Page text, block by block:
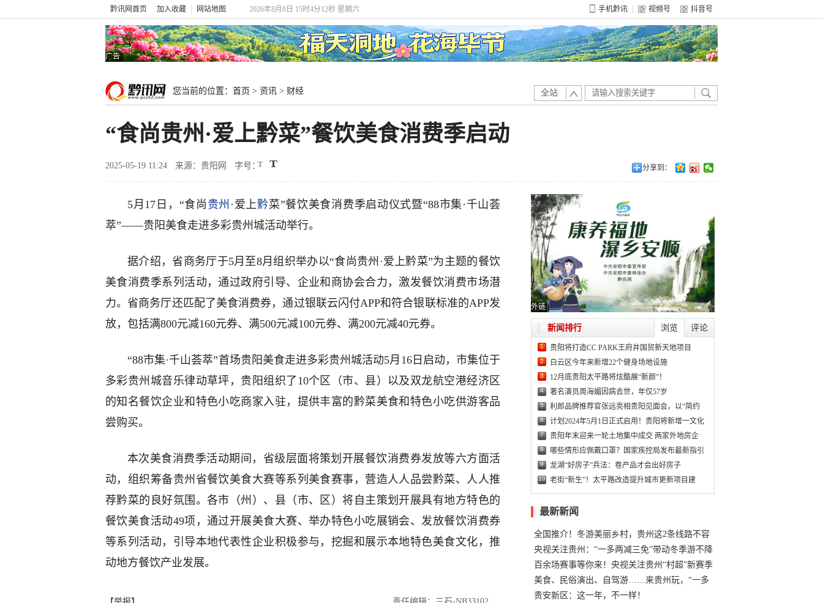
黔讯网首页 加入收藏 网站地图 2026年8月8日 15时4分12秒 星期六 手机黔讯 视频号 抖音号
广告
您当前的位置： 首页 > 资讯 > 财经 全站
“食尚贵州·爱上黔菜”餐饮美食消费季启动
2025-05-19 11:24 来源：贵阳网 字号： 分享到：
5月17日，“食尚 贵州 ·爱上黔菜”餐饮美食消费季启动仪式暨“88市集·千山荟
萃”——贵阳美食走进多彩贵州城活动举行。
据介绍，省商务厅于5月至8月组织举办以“食尚贵州·爱上黔菜”为主题的餐饮
美食消费季系列活动，通过政府引导、企业和商协会合力，激发餐饮消费市场潜
力。省商务厅还匹配了美食消费券，通过银联云闪付APP和符合银联标准的APP发
放，包括满800元减160元券、满500元减100元券、满200元减40元券。
“88市集·千山荟萃”首场贵阳美食走进多彩贵州城活动5月16日启动，市集位于
多彩贵州城音乐律动草坪，贵阳组织了10个区（市、县）以及双龙航空港经济区
的知名餐饮企业和特色小吃商家入驻，提供丰富的黔菜美食和特色小吃供游客品
尝购买。
本次美食消费季活动期间，省级层面将策划开展餐饮消费券发放等六方面活
动，组织筹备贵州省餐饮美食大赛等系列美食赛事，营造人人品尝黔菜、人人推
荐黔菜的良好氛围。各市（州）、县（市、区）将自主策划开展具有地方特色的
餐饮美食活动49项，通过开展美食大赛、举办特色小吃展销会、发放餐饮消费券
等系列活动，引导本地代表性企业积极参与，挖掘和展示本地特色美食文化，推
动地方餐饮产业发展。
外链
浏览 评论
新闻排行
1 贵阳将打造CC PARK王府井国贸新天地项目
2 白云区今年来新增22个健身场地设施
3 12月底贵阳太平路将炫酷展“新颜”！
4 著名演员周海媚因病去世，年仅57岁
5 利郎品牌推荐官张远亮相贵阳见面会，以“简约
6 计划2024年5月1日正式启用！贵阳将新增一文化
7 贵阳年末迎来一轮土地集中成交 两家外地房企
8 哪些情形应佩戴口罩？国家疾控局发布最新指引
9 龙湖“好房子”兵法：卷产品才会出好房子
10 老街“新生”！太平路改造提升城市更新项目建
最新新闻
全国推介！冬游美丽乡村，贵州这2条线路不容
错过
央视关注贵州：“一多两减三免”带动冬季游不降
温
百余场赛事等你来！央视关注贵州“村超”新赛季
正式“打响”
美食、民俗演出、自驾游……来贵州玩，“一多
两减三免”！
贵安新区：这一年，不一样！